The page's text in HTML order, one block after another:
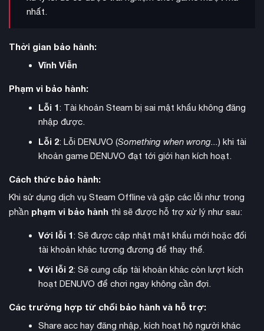
và đối đầu với những boss khổng lồ đầy thách thức. Ngoài ra
phụ như đua xe, giải phóng căn cứ và tìm kiếm kho báu ẩn.
Được thiết kế bởi Shoji Kawamori
– nghệ sĩ nổi tiếng của
phong cách anime với đồ họa ấn tượng trên nền tảng Unreal
Engine 5. Titanic Scion ra mắt ngày 5 tháng 9 năm 2025 trên
các nền tảng PC (Steam), PlayStation 5, Xbox Series X|S và
Nintendo Switch 2.
nhất.
Thời gian bảo hành:
Vĩnh Viễn
Phạm vi bảo hành:
Lỗi 1: Tài khoản Steam bị sai mật khẩu không đăng
nhập được.
Lỗi 2: Lỗi DENUVO (Something when wrong...) khi tài
khoản game DENUVO đạt tới giới hạn kích hoạt.
Cách thức bảo hành:
Khi sử dụng dịch vụ Steam Offline và gặp các lỗi như trong
phần phạm vi bảo hành thì sẽ được hỗ trợ xử lý như sau:
Với lỗi 1: Sẽ được cập nhật mật khẩu mới hoặc đổi
tài khoản khác tương đương để thay thế.
Với lỗi 2: Sẽ cung cấp tài khoản khác còn lượt kích
hoạt DENUVO để chơi ngay không cần đợi.
Các trường hợp từ chối bảo hành và hỗ trợ:
Share acc hay đăng nhập, kích hoạt hộ người khác